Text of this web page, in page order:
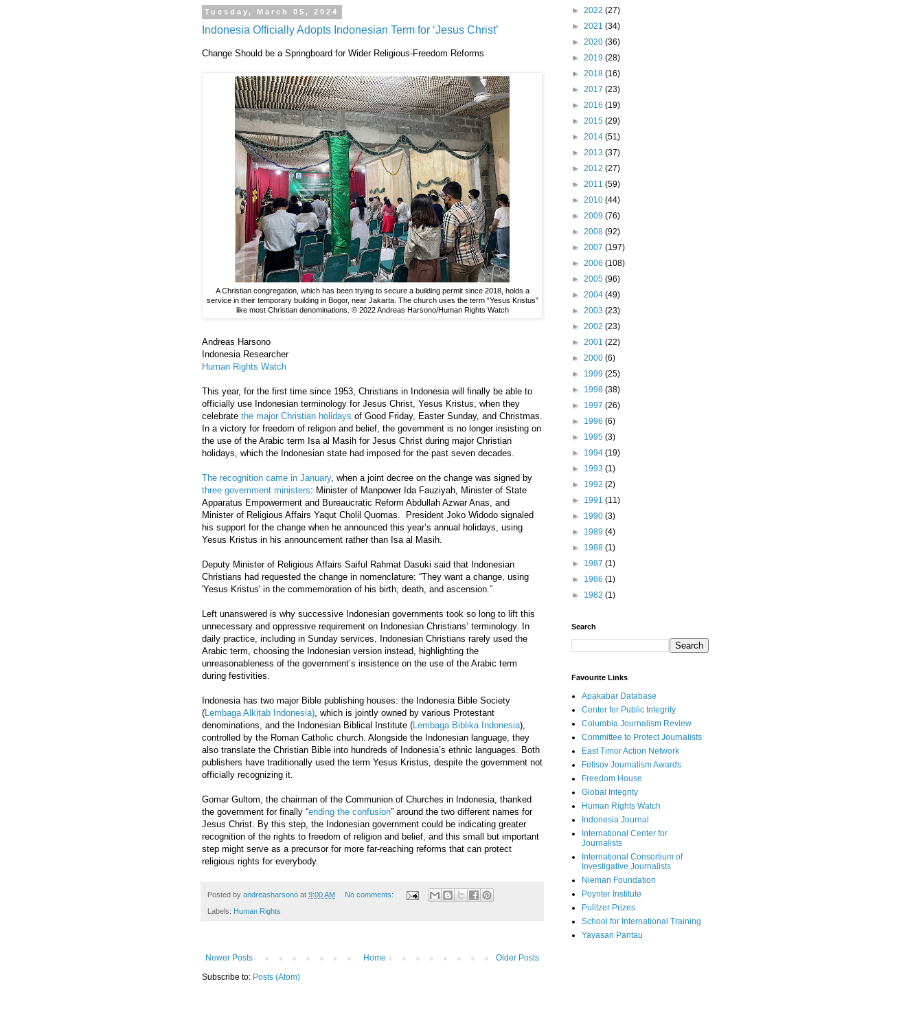
Tuesday, March 05, 2024
Indonesia Officially Adopts Indonesian Term for ‘Jesus Christ’
Change Should be a Springboard for Wider Religious-Freedom Reforms
A Christian congregation, which has been trying to secure a building permit since 2018, holds a
service in their temporary building in Bogor, near Jakarta. The church uses the term “Yesus Kristus”
like most Christian denominations. © 2022 Andreas Harsono/Human Rights Watch
Andreas Harsono
Indonesia Researcher
Human Rights Watch
This year, for the first time since 1953, Christians in Indonesia will finally be able to
officially use Indonesian terminology for Jesus Christ, Yesus Kristus, when they
celebrate the major Christian holidays of Good Friday, Easter Sunday, and Christmas.
In a victory for freedom of religion and belief, the government is no longer insisting on
the use of the Arabic term Isa al Masih for Jesus Christ during major Christian
holidays, which the Indonesian state had imposed for the past seven decades.
The recognition came in January, when a joint decree on the change was signed by
three government ministers: Minister of Manpower Ida Fauziyah, Minister of State
Apparatus Empowerment and Bureaucratic Reform Abdullah Azwar Anas, and
Minister of Religious Affairs Yaqut Cholil Quomas. President Joko Widodo signaled
his support for the change when he announced this year’s annual holidays, using
Yesus Kristus in his announcement rather than Isa al Masih.
Deputy Minister of Religious Affairs Saiful Rahmat Dasuki said that Indonesian
Christians had requested the change in nomenclature: “They want a change, using
'Yesus Kristus' in the commemoration of his birth, death, and ascension.”
Left unanswered is why successive Indonesian governments took so long to lift this
unnecessary and oppressive requirement on Indonesian Christians’ terminology. In
daily practice, including in Sunday services, Indonesian Christians rarely used the
Arabic term, choosing the Indonesian version instead, highlighting the
unreasonableness of the government’s insistence on the use of the Arabic term
during festivities.
Indonesia has two major Bible publishing houses: the Indonesia Bible Society
( Lembaga Alkitab Indonesia) , which is jointly owned by various Protestant
denominations, and the Indonesian Biblical Institute ( Lembaga Biblika Indonesia),
controlled by the Roman Catholic church. Alongside the Indonesian language, they
also translate the Christian Bible into hundreds of Indonesia’s ethnic languages. Both
publishers have traditionally used the term Yesus Kristus, despite the government not
officially recognizing it.
Gomar Gultom, the chairman of the Communion of Churches in Indonesia, thanked
the government for finally “ending the confusion” around the two different names for
Jesus Christ. By this step, the Indonesian government could be indicating greater
recognition of the rights to freedom of religion and belief, and this small but important
step might serve as a precursor for more far-reaching reforms that can protect
religious rights for everybody.
Posted by andreasharsono at 9:00 AM No comments:
Labels: Human Rights
Newer Posts Older Posts
Home
Subscribe to: Posts (Atom)
► 2022 (27)
► 2021 (34)
► 2020 (36)
► 2019 (28)
► 2018 (16)
► 2017 (23)
► 2016 (19)
► 2015 (29)
► 2014 (51)
► 2013 (37)
► 2012 (27)
► 2011 (59)
► 2010 (44)
► 2009 (76)
► 2008 (92)
► 2007 (197)
► 2006 (108)
► 2005 (96)
► 2004 (49)
► 2003 (23)
► 2002 (23)
► 2001 (22)
► 2000 (6)
► 1999 (25)
► 1998 (38)
► 1997 (26)
► 1996 (6)
► 1995 (3)
► 1994 (19)
► 1993 (1)
► 1992 (2)
► 1991 (11)
► 1990 (3)
► 1989 (4)
► 1988 (1)
► 1987 (1)
► 1986 (1)
► 1982 (1)
Search
Favourite Links
Apakabar Database
Center for Public Integrity
Columbia Journalism Review
Committee to Protect Journalists
East Timor Action Network
Fetisov Journalism Awards
Freedom House
Global Integrity
Human Rights Watch
Indonesia Journal
International Center for
Journalists
International Consortium of
Investigative Journalists
Nieman Foundation
Poynter Institute
Pulitzer Prizes
School for International Training
Yayasan Pantau